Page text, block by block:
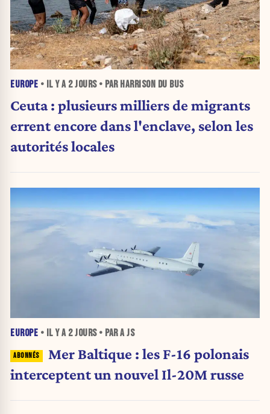
EUROPE • IL Y A 2 JOURS• PAR HARRISON DU BUS
Ceuta : plusieurs milliers de migrants
errent encore dans l'enclave, selon les
autorités locales
EUROPE • IL Y A 2 JOURS• PAR A JS
Mer Baltique : les F-16 polonais
interceptent un nouvel Il-20M russe